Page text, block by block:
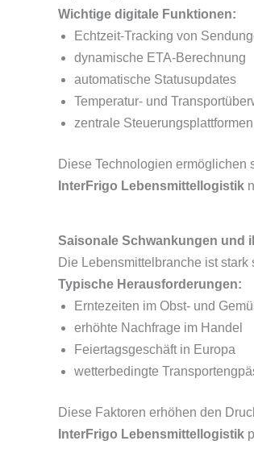
Wichtige digitale Funktionen:
Echtzeit-Tracking von
dynamische ETA-Berechnung
automatische Statusupdates
Temperatur- und
zentrale Steuerungsplattformen
Diese Technologien
InterFrigo Lebensmittellogistik
Saisonale Schwankungen und
Die Lebensmittelbranche ist stark
Typische Herausforderungen:
Erntezeiten im Obst- und
erhöhte Nachfrage im Handel
Feiertagsgeschäft in Europa
wetterbedingte
Diese Faktoren erhöhen den
InterFrigo Lebensmittellogistik